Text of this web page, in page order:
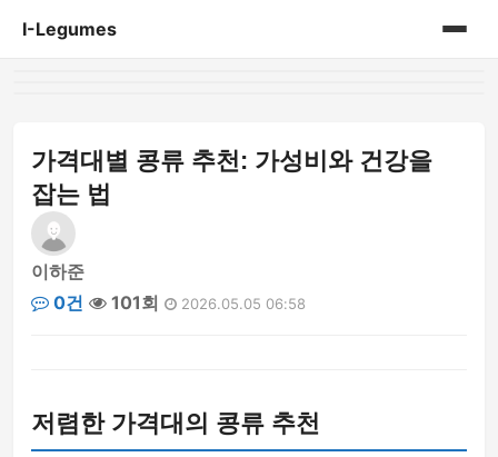
I-Legumes
가격대별 콩류 추천: 가성비와 건강을
잡는 법
이하준
0건
101회 2026.05.05 06:58
저렴한 가격대의 콩류 추천